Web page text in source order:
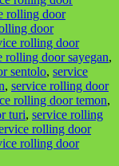
rolling door
door
rolling door
rolling door sayegan,
sentolo, service
, service rolling door
rolling door temon,
turi, service rolling
rolling door
rolling door